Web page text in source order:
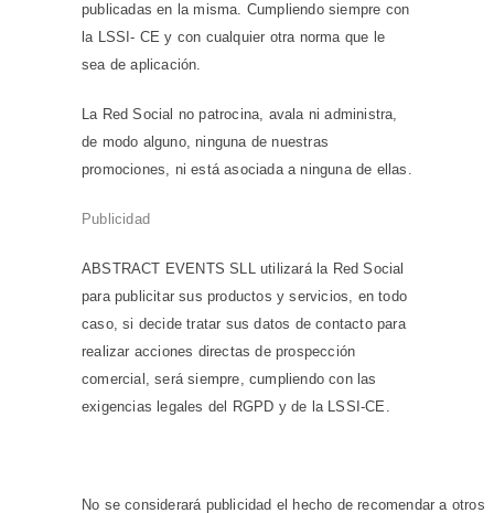
publicadas en la misma. Cumpliendo siempre con
la LSSI- CE y con cualquier otra norma que le
sea de aplicación.
La Red Social no patrocina, avala ni administra,
de modo alguno, ninguna de nuestras
promociones, ni está asociada a ninguna de ellas.
Publicidad
ABSTRACT EVENTS SLL utilizará la Red Social
para publicitar sus productos y servicios, en todo
caso, si decide tratar sus datos de contacto para
realizar acciones directas de prospección
comercial, será siempre, cumpliendo con las
exigencias legales del RGPD y de la LSSI-CE.
No se considerará publicidad el hecho de recomendar a otros